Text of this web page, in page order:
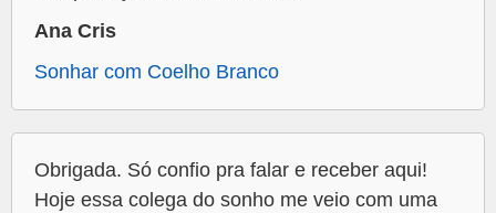
Ana Cris
Sonhar com Coelho Branco
Obrigada. Só confio pra falar e receber aqui!
Hoje essa colega do sonho me veio com uma